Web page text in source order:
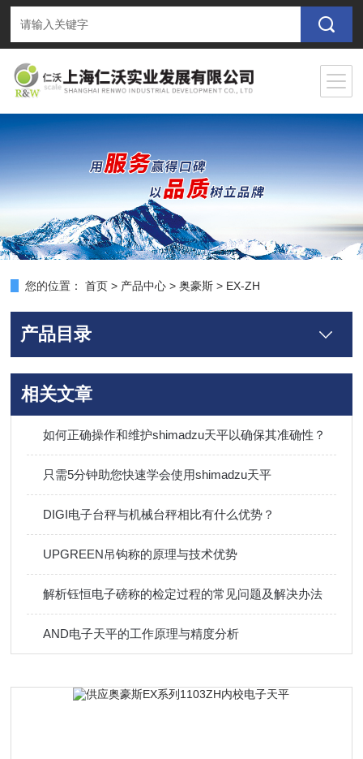
您的位置： 首页 > 产品中心 >奥豪斯 > EX-ZH
产品目录
相关文章
如何正确操作和维护shimadzu天平以确保其准确性？
只需5分钟助您快速学会使用shimadzu天平
DIGI电子台秤与机械台秤相比有什么优势？
UPGREEN吊钩称的原理与技术优势
解析钰恒电子磅称的检定过程的常见问题及解决办法
AND电子天平的工作原理与精度分析